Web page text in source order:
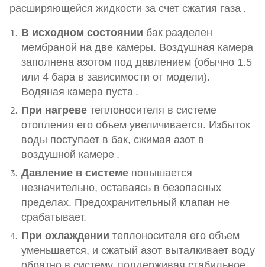
расширяющейся жидкости за счет сжатия газа .
В исходном состоянии бак разделен
мембраной на две камеры. Воздушная камера
заполнена азотом под давлением (обычно 1.5
или 4 бара в зависимости от модели).
Водяная камера пуста .
При нагреве теплоносителя в системе
отопления его объем увеличивается. Избыток
воды поступает в бак, сжимая азот в
воздушной камере .
Давление в системе повышается
незначительно, оставаясь в безопасных
пределах. Предохранительный клапан не
срабатывает.
При охлаждении теплоносителя его объем
уменьшается, и сжатый азот выталкивает воду